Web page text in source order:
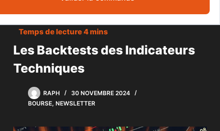
Les Backtests des Indicateurs
Techniques
RAPH
30 NOVEMBRE 2024
BOURSE, NEWSLETTER